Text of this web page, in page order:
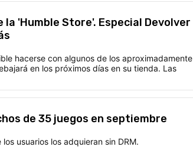
'Humble Store'. Especial Devolver
hacerse con algunos de los aproximadamente
en los próximos días en su tienda. Las
de 35 juegos en septiembre
usuarios los adquieran sin DRM.